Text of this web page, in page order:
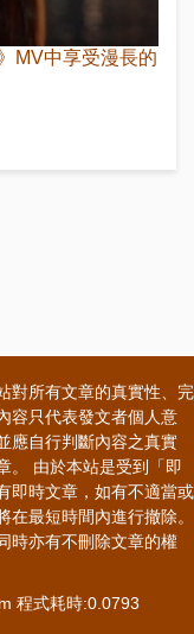
MV中享受漫長的
對所有文章的真實性、完
容只代表發文者個人意
應自行判斷內容之真實
。 由於本站是受到「即
即時文章，如有不適當或
最短時間內進行撤除。
時亦有不刪除文章的權
程式耗時:0.0793